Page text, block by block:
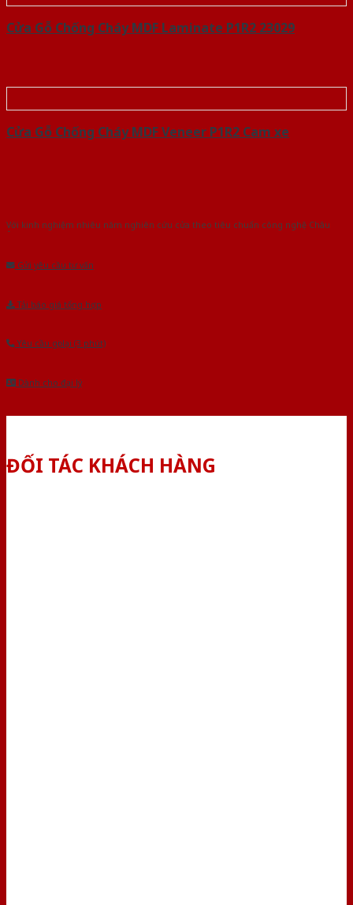
Cửa Gỗ Chống Cháy MDF Laminate P1R2 23029
Cửa Gỗ Chống Cháy MDF Veneer P1R2 Cam xe
Với kinh nghiệm nhiêu năm nghiên cứu cửa theo tiêu chuẩn công nghệ Châu
Âu.Chúng tôi tự tin là nhà sản xuất & cung cấp hàng đầu tại Việt Nam!
Gửi yêu cầu tư vấn
Tải báo giá tổng hợp
Yêu cầu gọi lại (3 phút)
Dành cho đại lý
ĐỐI TÁC KHÁCH HÀNG